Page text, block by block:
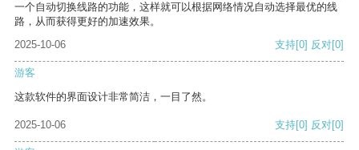
一个自动切换线路的功能，这样就可以根据网络情况自动选择最优的线
路，从而获得更好的加速效果。
2025-10-06
支持[0] 反对[0]
游客
这款软件的界面设计非常简洁，一目了然。
2025-10-06 支持[0] 反对[0]